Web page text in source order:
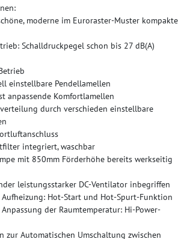
moderne im Euroraster-Muster kompakte
Schalldruckpegel schon bis 27 dB(A)
einstellbare Pendellamellen
anpassende Komfortlamellen
durch verschieden einstellbare
integriert, waschbar
mit 850mm Förderhöhe bereits werkseitig
leistungsstarker DC-Ventilator inbegriffen
Hot-Start und Hot-Spurt-Funktion
der Raumtemperatur: Hi-Power-
zur Automatischen Umschaltung zwischen